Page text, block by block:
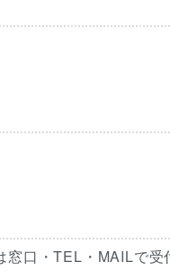
窓口・TEL・MAILで受